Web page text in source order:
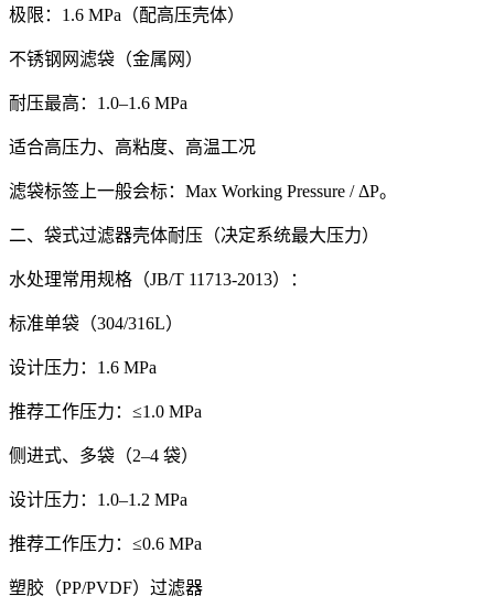
极限：1.6 MPa（配高压壳体）
不锈钢网滤袋（金属网）
耐压最高：1.0–1.6 MPa
适合高压力、高粘度、高温工况
滤袋标签上一般会标：Max Working Pressure / ΔP。
二、袋式过滤器壳体耐压（决定系统最大压力）
水处理常用规格（JB/T 11713-2013）：
标准单袋（304/316L）
设计压力：1.6 MPa
推荐工作压力：≤1.0 MPa
侧进式、多袋（2–4 袋）
设计压力：1.0–1.2 MPa
推荐工作压力：≤0.6 MPa
塑胶（PP/PVDF）过滤器